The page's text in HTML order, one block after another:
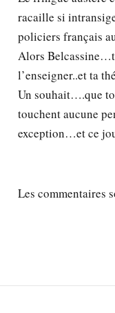
racaille si
policiers français
Alors
l’enseigner..et ta
Un souhait….que
touchent aucune
exception…et ce
Les commentaires